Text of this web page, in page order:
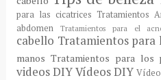
para las cicatrices Tratamientos
abdomen
Tratamientos para el
cabello Tratamientos para
manos Tratamientos para los
videos DIYVídeos DIY